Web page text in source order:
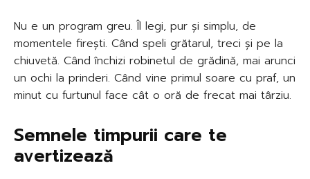
Nu e un program greu. Îl legi, pur și simplu, de
momentele firești. Când speli grătarul, treci și pe la
chiuvetă. Când închizi robinetul de grădină, mai arunci
un ochi la prinderi. Când vine primul soare cu praf, un
minut cu furtunul face cât o oră de frecat mai târziu.
Semnele timpurii care te
avertizează